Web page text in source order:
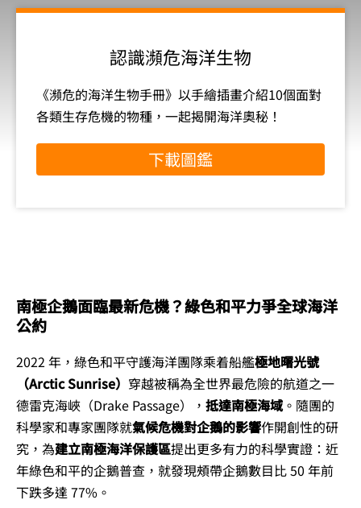
認識瀕危海洋生物
《瀕危的海洋生物手冊》以手繪插畫介紹10個面對
各類生存危機的物種，一起揭開海洋奧秘！
下載圖鑑
南極企鵝面臨最新危機？綠色和平力爭全球海洋
公約
2022 年，綠色和平守護海洋團隊乘着船艦極地曙光號
（Arctic Sunrise） 穿越被稱為全世界最危險的航道之一
德雷克海峽（Drake Passage）， 抵達南極海域。隨團的
科學家和專家團隊就氣候危機對企鵝的影響作開創性的研
究，為建立南極海洋保護區提出更多有力的科學實證：近
年綠色和平的企鵝普查，就發現頰帶企鵝數目比 50 年前
下跌多達 77%。